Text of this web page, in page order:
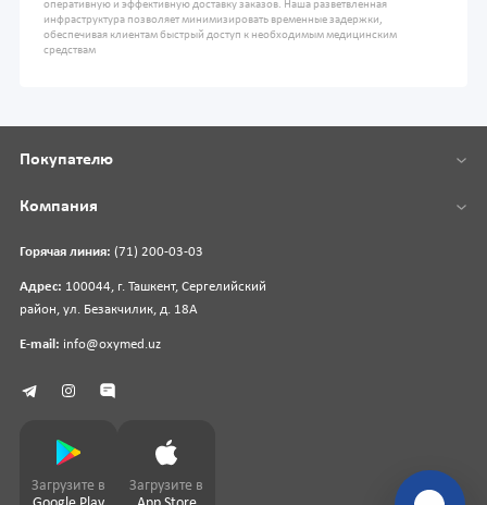
оперативную и эффективную доставку заказов. Наша разветвленная
инфраструктура позволяет минимизировать временные задержки,
обеспечивая клиентам быстрый доступ к необходимым медицинским
средствам
Горячая линия: (71) 200-03-03
Адрес: 100044, г. Ташкент, Сергелийский
район, ул. Безакчилик, д. 18А
E-mail: info@oxymed.uz
Покупателю
Компания
Загрузите в
Загрузите в